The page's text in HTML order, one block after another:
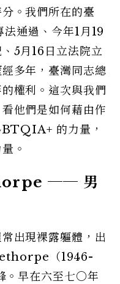
。我們所在的臺
通過、今年1月19
5月16日立法院立
多年，臺灣同志總
權利。這次與我們
他們是如何藉由作
的力量，
。
── 男
出現裸露軀體，出
（1946-
。早在六至七〇年